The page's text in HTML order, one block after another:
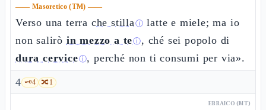
—— Masoretico (TM) ——
Verso una terra che stillaⓘ latte e miele; ma io
non salirò in mezzo a teⓘ, ché sei popolo di
dura cerviceⓘ, perché non ti consumi per via».
4 🗝️4 🔀1
EBRAICO (MT)